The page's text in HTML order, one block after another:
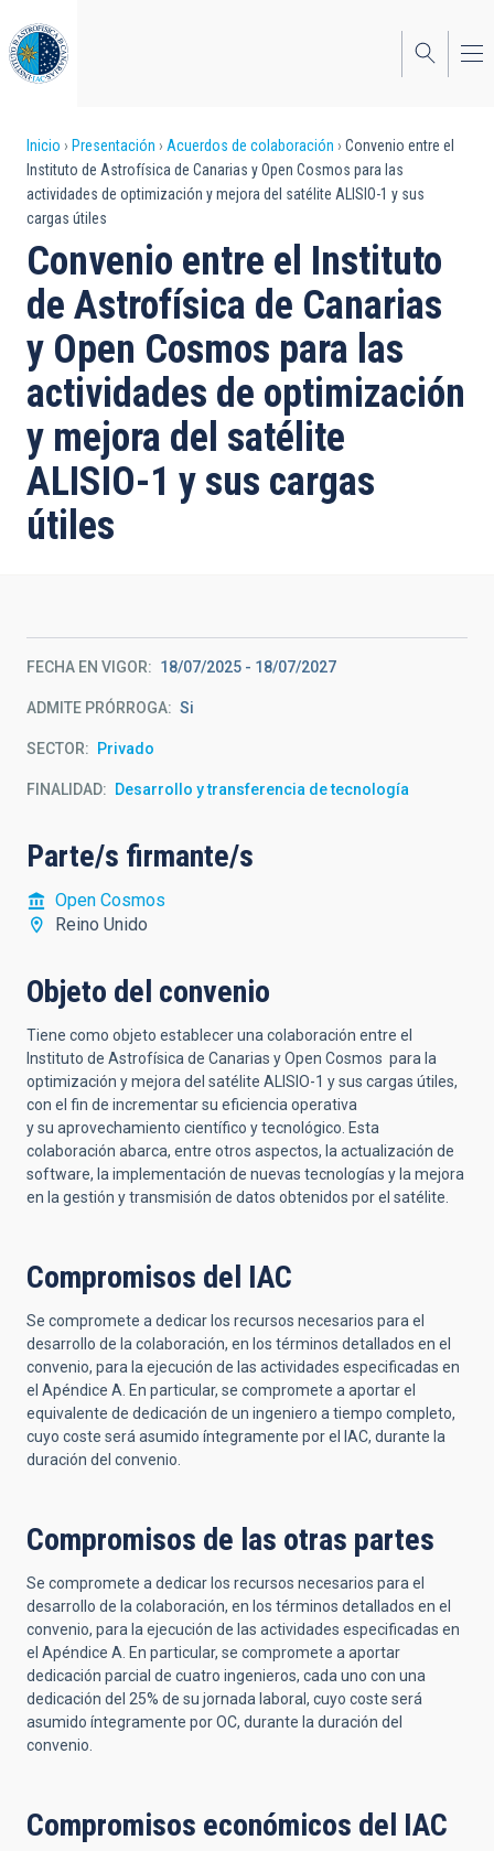
al
contenido
principal
Sobrescribir
enlaces
de
ayuda
a
la
navegación
Inicio Presentación Acuerdos de colaboración
Convenio entre el
Instituto de Astrofísica de Canarias y Open Cosmos para las
actividades de optimización y mejora del satélite ALISIO-1 y sus
cargas útiles
Convenio entre el Instituto
de Astrofísica de Canarias
y Open Cosmos para las
actividades de optimización
y mejora del satélite
ALISIO-1 y sus cargas
útiles
FECHA EN VIGOR 18/07/2025 - 18/07/2027
ADMITE PRÓRROGA Si
SECTOR Privado
FINALIDAD Desarrollo y transferencia de tecnología
Parte/s firmante/s
Open Cosmos
Reino Unido
Objeto del convenio
Tiene como objeto establecer una colaboración entre el
Instituto de Astrofísica de Canarias y Open Cosmos para la
optimización y mejora del satélite ALISIO-1 y sus cargas útiles,
con el fin de incrementar su eficiencia operativa
y su aprovechamiento científico y tecnológico. Esta
colaboración abarca, entre otros aspectos, la actualización de
software, la implementación de nuevas tecnologías y la mejora
en la gestión y transmisión de datos obtenidos por el satélite.
Compromisos del IAC
Se compromete a dedicar los recursos necesarios para el
desarrollo de la colaboración, en los términos detallados en el
convenio, para la ejecución de las actividades especificadas en
el Apéndice A. En particular, se compromete a aportar el
equivalente de dedicación de un ingeniero a tiempo completo,
cuyo coste será asumido íntegramente por el IAC, durante la
duración del convenio.
Compromisos de las otras partes
Se compromete a dedicar los recursos necesarios para el
desarrollo de la colaboración, en los términos detallados en el
convenio, para la ejecución de las actividades especificadas en
el Apéndice A. En particular, se compromete a aportar
dedicación parcial de cuatro ingenieros, cada uno con una
dedicación del 25% de su jornada laboral, cuyo coste será
asumido íntegramente por OC, durante la duración del
convenio.
Compromisos económicos del IAC